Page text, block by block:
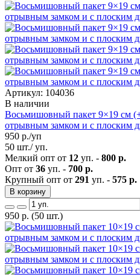
Артикул: 104036
В наличии
Восьмишовный пакет 9×19 см
отрывным замком и с плоским
950 р./уп
50 шт./ уп.
Мелкий опт от 12 уп. - 800 р.
Опт от 36 уп. - 700 р.
Крупный опт от 291 уп. - 575 р.
В корзину
950 р. (50 шт.)